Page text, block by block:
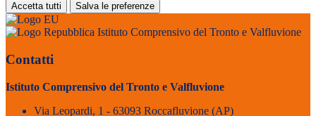
Accetta tutti Salva le preferenze
Istituto Comprensivo del Tronto e Valfluvione
Contatti
Istituto Comprensivo del Tronto e Valfluvione
Via Leopardi, 1 - 63093 Roccafluvione (AP)